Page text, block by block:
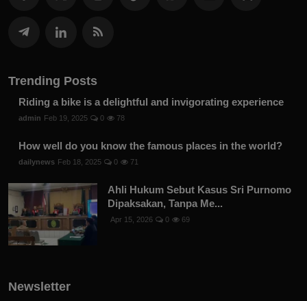
Trending Posts
Riding a bike is a delightful and invigorating experience
admin Feb 19, 2025 0 78
How well do you know the famous places in the world?
dailynews Feb 18, 2025 0 71
Ahli Hukum Sebut Kasus Sri Purnomo
Dipaksakan, Tanpa Me...
Apr 15, 2026 0 69
Newsletter